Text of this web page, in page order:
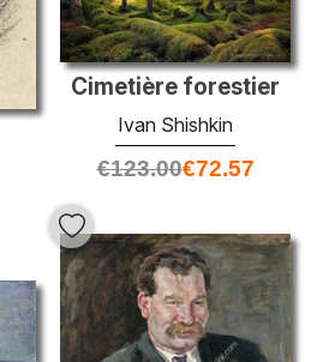
Cimetière forestier
Ivan Shishkin
€123.00€72.57